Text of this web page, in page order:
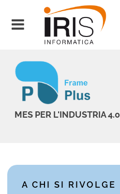
Open menu
MES PER L'INDUSTRIA 4.0
A CHI SI RIVOLGE